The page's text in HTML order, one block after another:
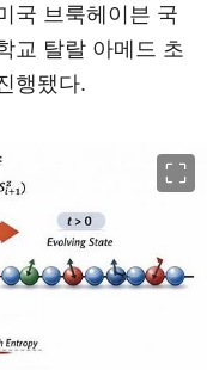
국 브룩헤이븐 국
교 탈랄 아메드 초
행됐다.